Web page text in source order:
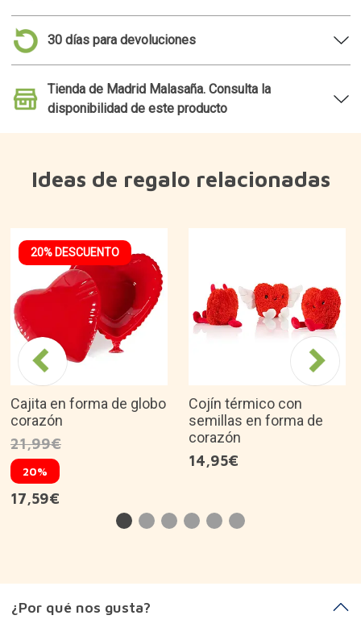
30 días para devoluciones
Tienda de Madrid Malasaña. Consulta la
disponibilidad de este producto
Ideas de regalo relacionadas
20% DESCUENTO
Cajita en forma de globo
corazón
21,99€
20%
17,59€
Cojín térmico con
semillas en forma de
corazón
14,95€
¿Por qué nos gusta?